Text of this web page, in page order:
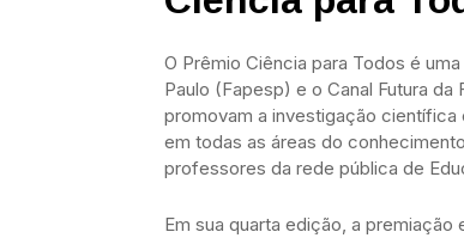
O Prêmio Ciência para Todos é
Paulo (Fapesp) e o Canal Futura
promovam a investigação
em todas as áreas do
professores da rede pública de
Em sua quarta edição, a